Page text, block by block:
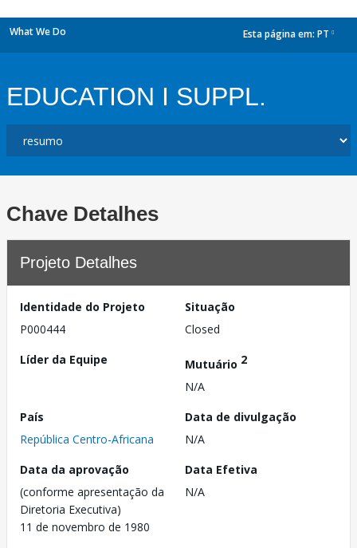
What We Do Esta página em: PT
EDUCATION I SUPPL.
Chave Detalhes
Projeto Detalhes
Identidade do Projeto
P000444
Situação
Closed
Líder da Equipe
Mutuário 2
N/A
País
República Centro-Africana
Data de divulgação
N/A
Data da aprovação
(conforme apresentação da
Diretoria Executiva)
11 de novembro de 1980
Data Efetiva
N/A